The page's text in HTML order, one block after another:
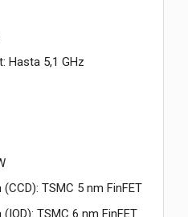
Hasta 5,1 GHz
TSMC 5 nm FinFET
TSMC 6 nm FinFET